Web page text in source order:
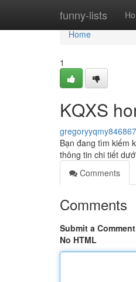
funny-lists
Home
Home
1
KQXS
gregoryyqmy846867
Bạn đang tìm kiếm
thông tin chi tiết
Comments
Comments
Submit a Comment
No HTML